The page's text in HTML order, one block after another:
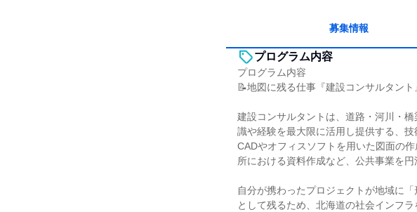
募集情報
プログラム内容
プログラム内容
📝地図に残る仕事『建設コンサルタント
建設コンサルタントは、道路・河川・
識や経験を最大限に活用し提供する、
CADやオフィスソフトを用いた図面の
所における資料作成など、公共事業を
自分が携わったプロジェクトが地域に「
として残るため、北海道の社会インフラ